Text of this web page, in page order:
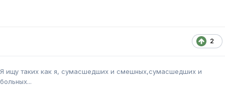
2
Я ищу таких как я, сумасшедших и смешных,сумасшедших и
больных...